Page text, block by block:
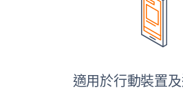
適用於行動裝置